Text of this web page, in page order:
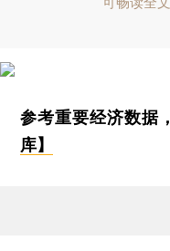
参考重要经济数据
库】